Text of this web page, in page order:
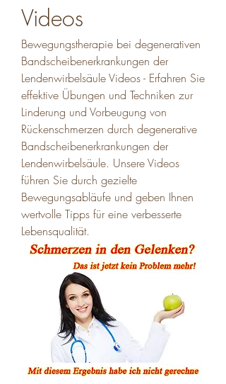
Videos
Bewegungstherapie bei degenerativen
Bandscheibenerkrankungen der
Lendenwirbelsäule Videos - Erfahren Sie
effektive Übungen und Techniken zur
Linderung und Vorbeugung von
Rückenschmerzen durch degenerative
Bandscheibenerkrankungen der
Lendenwirbelsäule. Unsere Videos
führen Sie durch gezielte
Bewegungsabläufe und geben Ihnen
wertvolle Tipps für eine verbesserte
Lebensqualität.